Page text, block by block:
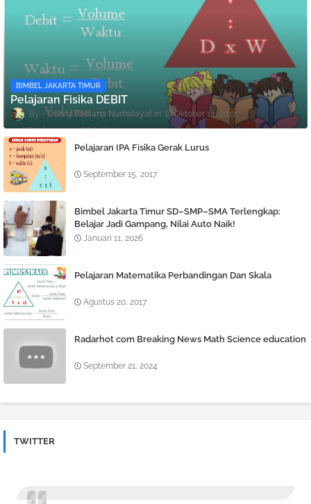
BIMBEL JAKARTA TIMUR
Pelajaran Fisika DEBIT
Denny Febiana Nurhidayat Oktober 14, 2017
Pelajaran IPA Fisika Gerak Lurus
September 15, 2017
Bimbel Jakarta Timur SD–SMP–SMA Terlengkap:
Belajar Jadi Gampang, Nilai Auto Naik!
Januari 11, 2026
Pelajaran Matematika Perbandingan Dan Skala
Agustus 20, 2017
Radarhot com Breaking News Math Science education
September 21, 2024
TWITTER